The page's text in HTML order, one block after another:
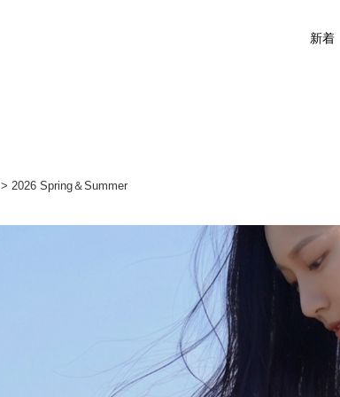
新着
> 2026 Spring＆Summer